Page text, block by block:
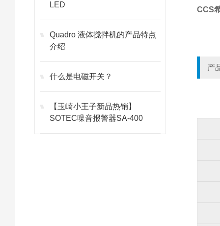
LED
Quadro 液体搅拌机的产品特点
介绍
什么是电磁开关？
【玉崎小王子新品热销】
SOTEC噪音报警器SA-400
CCS
产